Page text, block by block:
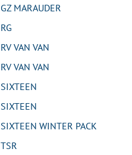
MARAUDER
VAN VAN
VAN VAN
WINTER PACK